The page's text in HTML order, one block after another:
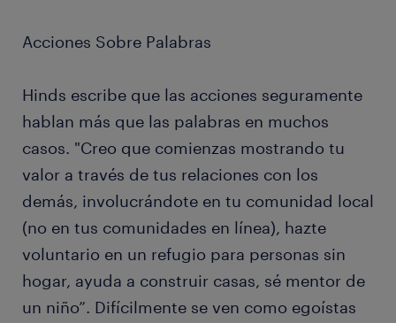
Acciones Sobre Palabras
Hinds escribe que las acciones seguramente
hablan más que las palabras en muchos
casos. "Creo que comienzas mostrando tu
valor a través de tus relaciones con los
demás, involucrándote en tu comunidad local
(no en tus comunidades en línea), hazte
voluntario en un refugio para personas sin
hogar, ayuda a construir casas, sé mentor de
un niño”. Difícilmente se ven como egoístas